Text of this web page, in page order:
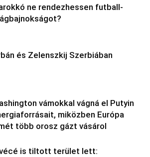
ne rendezhessen futball-
és Zelenszkij Szerbiában
vámokkal vágná el Putyin
miközben Európa
több orosz gázt vásárol
is tiltott terület lett: